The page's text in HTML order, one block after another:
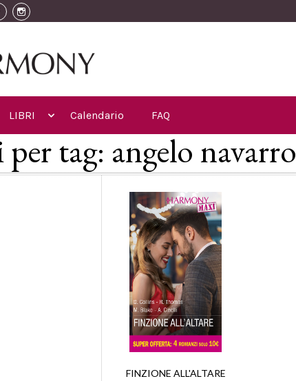
LIBRI Calendario FAQ
tag: angelo navarro
FINZIONE ALL'ALTARE